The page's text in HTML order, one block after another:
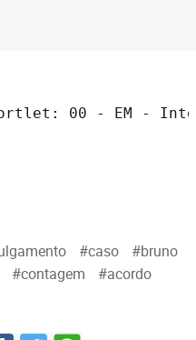
00 - EM -
#caso
#bruno
#contagem
#acordo